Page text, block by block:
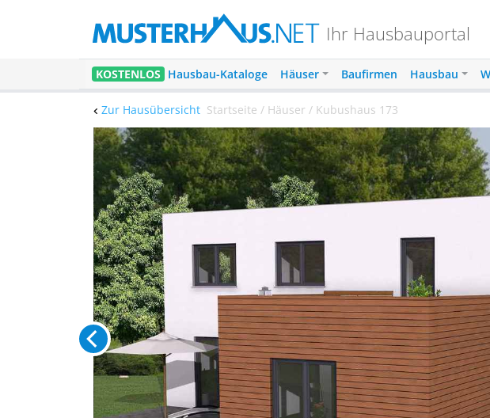
Ihr Hausbauportal
KOSTENLOS Hausbau-Kataloge Häuser Baufirmen Hausbau
Zur Hausübersicht Startseite / Häuser / Kubushaus 173